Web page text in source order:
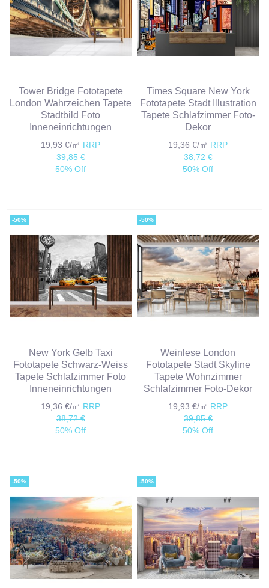
Tower Bridge Fototapete
London Wahrzeichen Tapete
Stadtbild Foto
Inneneinrichtungen
19,93 €/㎡ RRP
39,85 €
50% Off
Times Square New York
Fototapete Stadt Illustration
Tapete Schlafzimmer Foto-
Dekor
19,36 €/㎡ RRP
38,72 €
50% Off
-50%
New York Gelb Taxi
Fototapete Schwarz-Weiss
Tapete Schlafzimmer Foto
Inneneinrichtungen
19,36 €/㎡ RRP
38,72 €
50% Off
-50%
Weinlese London
Fototapete Stadt Skyline
Tapete Wohnzimmer
Schlafzimmer Foto-Dekor
19,93 €/㎡ RRP
39,85 €
50% Off
-50% -50%